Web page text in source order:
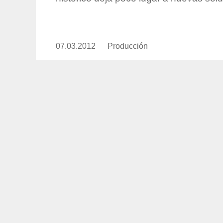
Publicado
07.03.2012 https://www.experimenta.es/
Producción